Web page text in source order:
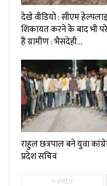
देखे वीडियो : सीएम
शिकायत करने के बाद भी
हैं ग्रामीण : भैसदेही…
राहुल छत्रपाल बने युवा
प्रदेश सचिव
PREV